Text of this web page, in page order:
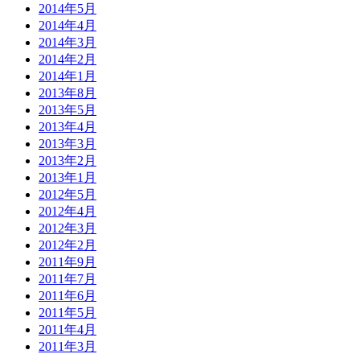
2014年5月
2014年4月
2014年3月
2014年2月
2014年1月
2013年8月
2013年5月
2013年4月
2013年3月
2013年2月
2013年1月
2012年5月
2012年4月
2012年3月
2012年2月
2011年9月
2011年7月
2011年6月
2011年5月
2011年4月
2011年3月